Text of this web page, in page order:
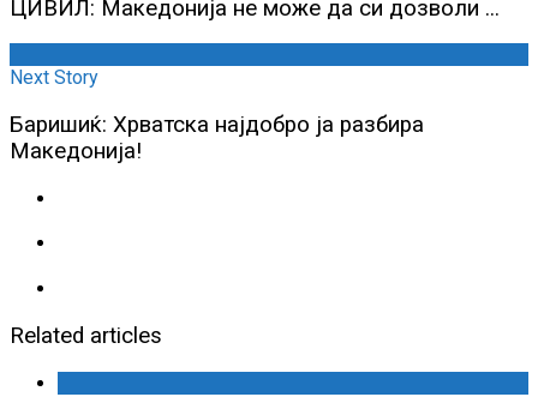
ЦИВИЛ: Македонија не може да си дозволи ...
Next Story
Баришиќ: Хрватска најдобро ја разбира
Македонија!
Related articles